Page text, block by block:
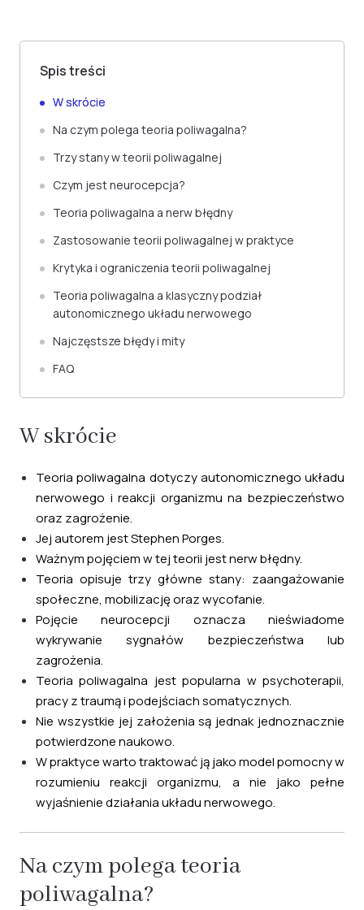
Spis treści
W skrócie
Na czym polega teoria poliwagalna?
Trzy stany w teorii poliwagalnej
Czym jest neurocepcja?
Teoria poliwagalna a nerw błędny
Zastosowanie teorii poliwagalnej w praktyce
Krytyka i ograniczenia teorii poliwagalnej
Teoria poliwagalna a klasyczny podział
autonomicznego układu nerwowego
Najczęstsze błędy i mity
FAQ
W skrócie
Teoria poliwagalna dotyczy autonomicznego układu
nerwowego i reakcji organizmu na bezpieczeństwo
oraz zagrożenie.
Jej autorem jest Stephen Porges.
Ważnym pojęciem w tej teorii jest nerw błędny.
Teoria opisuje trzy główne stany: zaangażowanie
społeczne, mobilizację oraz wycofanie.
Pojęcie neurocepcji oznacza nieświadome
wykrywanie sygnałów bezpieczeństwa lub
zagrożenia.
Teoria poliwagalna jest popularna w psychoterapii,
pracy z traumą i podejściach somatycznych.
Nie wszystkie jej założenia są jednak jednoznacznie
potwierdzone naukowo.
W praktyce warto traktować ją jako model pomocny w
rozumieniu reakcji organizmu, a nie jako pełne
wyjaśnienie działania układu nerwowego.
Na czym polega teoria
poliwagalna?